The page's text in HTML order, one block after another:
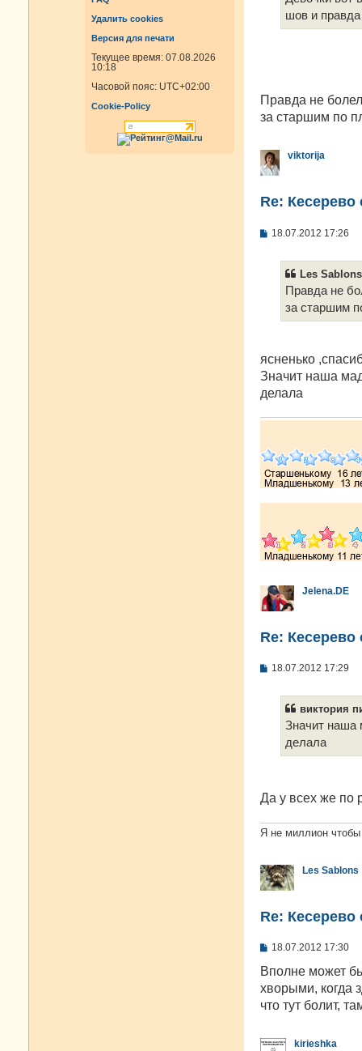
Удалить cookies
Версия для печати
Текущее время: 07.08.2026
10:18
Часовой пояс: UTC+02:00
Cookie-Policy
шов и
Правда не
за старшим по
viktorija
Re: Кесерево
С18.07.2012 17:26
Les
Правда не
за старшим
ясненько
Значит наша
делала
Jelena.DE
Re: Кесерево
С18.07.2012 17:29
виктория
Значит наша
делала
Да у всех же по
Я не миллион
Les Sablons
Re: Кесерево
С
о
щ
е
е
18.07.2012 17:30
Вполне может
хворыми, когда
что тут болит,
kirieshka